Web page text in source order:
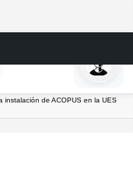
instalación de ACOPUS en la UES